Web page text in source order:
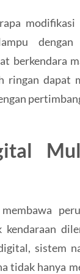
berkendara
ringan dapat
sistem
tidak hanya